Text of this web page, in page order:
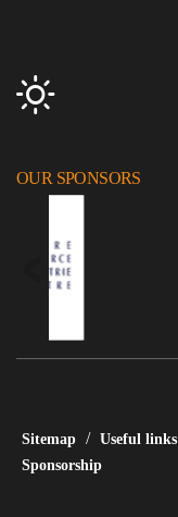
OUR SPONSORS
Sitemap / Useful links
Sponsorship